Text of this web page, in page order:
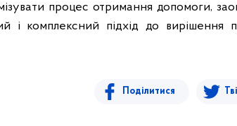
процес отримання допомоги,
і комплексний підхід до вирішення
Поділитися